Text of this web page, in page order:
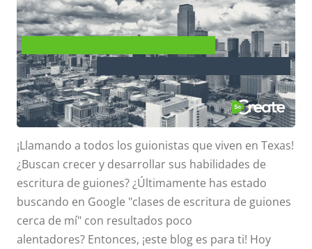
Dónde Tomar Clases de
Escritura de Guiones en Texas
¡Llamando a todos los guionistas que viven en Texas!
¿Buscan crecer y desarrollar sus habilidades de
escritura de guiones? ¿Últimamente has estado
buscando en Google "clases de escritura de guiones
cerca de mí" con resultados poco
alentadores? Entonces, ¡este blog es para ti! Hoy